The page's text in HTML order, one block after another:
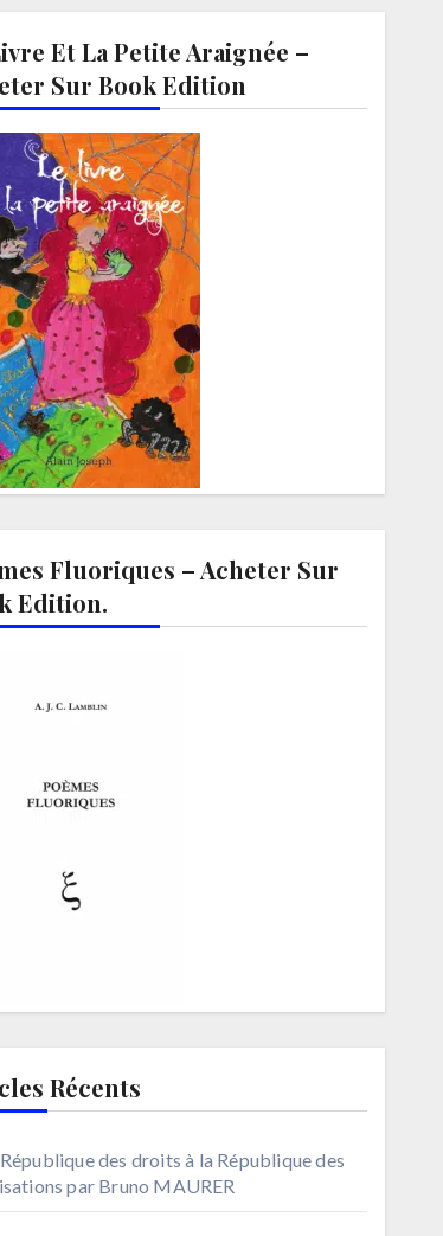
Et La Petite Araignée –
Sur Book Edition
Fluoriques – Acheter Sur
Edition.
Récents
des droits à la République des
par Bruno MAURER